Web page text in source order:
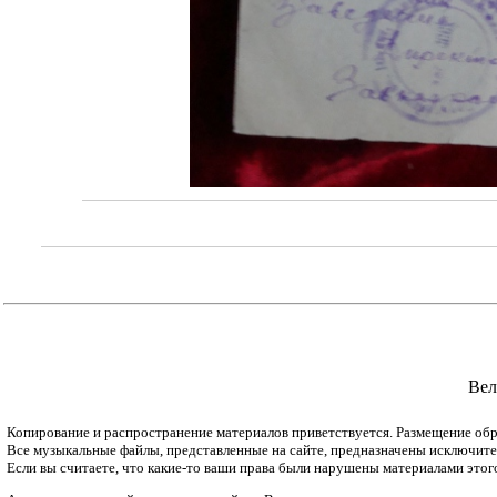
Копирование и распространение материалов приветствуется. Размещение
Все музыкальные файлы, представленные на сайте, предназначены
Если вы считаете, что какие-то ваши права были нарушены материалами